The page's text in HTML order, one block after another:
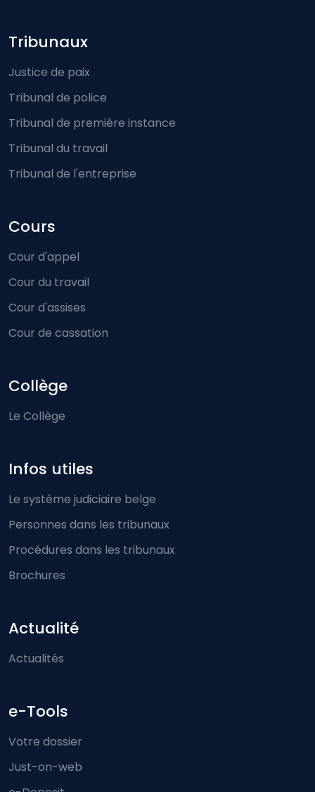
Footer-menu
Tribunaux
Justice de paix
Tribunal de police
Tribunal de première instance
Tribunal du travail
Tribunal de l'entreprise
Cours
Cour d'appel
Cour du travail
Cour d'assises
Cour de cassation
Collège
Le Collège
Infos utiles
Le système judiciaire belge
Personnes dans les tribunaux
Procédures dans les tribunaux
Brochures
Actualité
Actualités
e-Tools
Votre dossier
Just-on-web